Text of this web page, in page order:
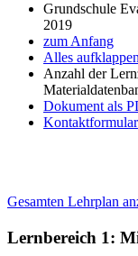
Grundschule
2019
zum Anfang
Alles aufklappen
Anzahl der
Dokument als
Kontaktformular
Gesamten Lehrplan
Lernbereich 1: